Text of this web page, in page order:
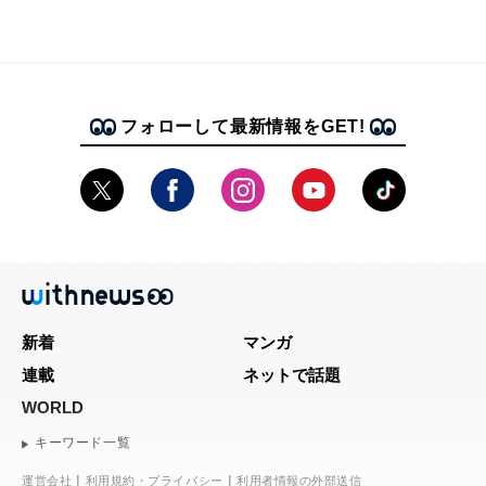
フォローして最新情報をGET!
新着
マンガ
連載
ネットで話題
WORLD
キーワード一覧
運営会社 利用規約・プライバシー 利用者情報の外部送信